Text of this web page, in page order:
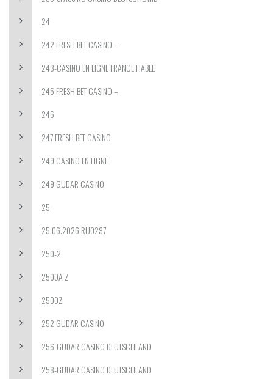
24
242 FRESH BET CASINO –
243-CASINO EN LIGNE FRANCE FIABLE
245 FRESH BET CASINO –
246
247 FRESH BET CASINO
249 CASINO EN LIGNE
249 GUDAR CASINO
25
25.06.2026 RU0297
250-2
2500A Z
2500Z
252 GUDAR CASINO
256-GUDAR CASINO DEUTSCHLAND
258-GUDAR CASINO DEUTSCHLAND